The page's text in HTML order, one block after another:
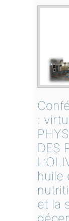
DES
huile
et la